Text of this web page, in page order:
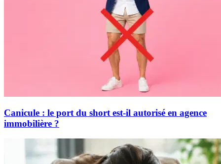
Canicule : le port du short est-il autorisé en agence
immobilière ?